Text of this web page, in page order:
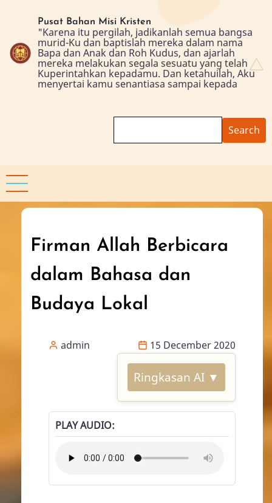
content
Pusat Bahan Misi Kristen
"Karena itu pergilah, jadikanlah semua bangsa
murid-Ku dan baptislah mereka dalam nama
Bapa dan Anak dan Roh Kudus, dan ajarlah
mereka melakukan segala sesuatu yang telah
Kuperintahkan kepadamu. Dan ketahuilah, Aku
menyertai kamu senantiasa sampai kepada
Firman Allah Berbicara
dalam Bahasa dan
Budaya Lokal
admin 15 December 2020
Ringkasan AI ▼
PLAY AUDIO